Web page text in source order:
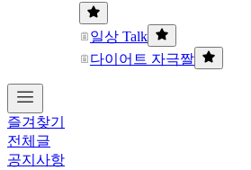
일상 Talk
다이어트 자극짤
즐겨찾기
전체글
공지사항